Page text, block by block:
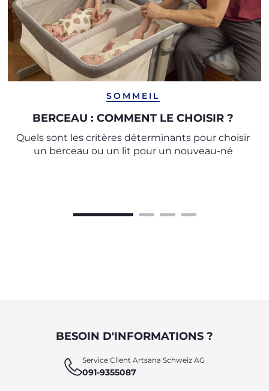
SOMMEIL
BERCEAU : COMMENT LE CHOISIR ?
Quels sont les critères déterminants pour choisir
un berceau ou un lit pour un nouveau-né
BESOIN D'INFORMATIONS ?
Service Client Artsana Schweiz AG
091-9355087